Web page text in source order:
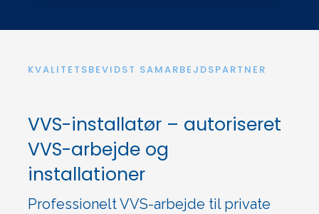
KVALITETSBEVIDST SAMARBEJDSPARTNER
VVS-installatør – autoriseret
VVS-arbejde og
installationer
Professionelt VVS-arbejde til private